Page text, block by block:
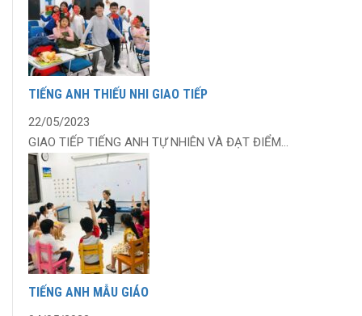
TIẾNG ANH THIẾU NHI GIAO TIẾP
22/05/2023
GIAO TIẾP TIẾNG ANH TỰ NHIÊN VÀ ĐẠT ĐIỂM...
TIẾNG ANH MẪU GIÁO